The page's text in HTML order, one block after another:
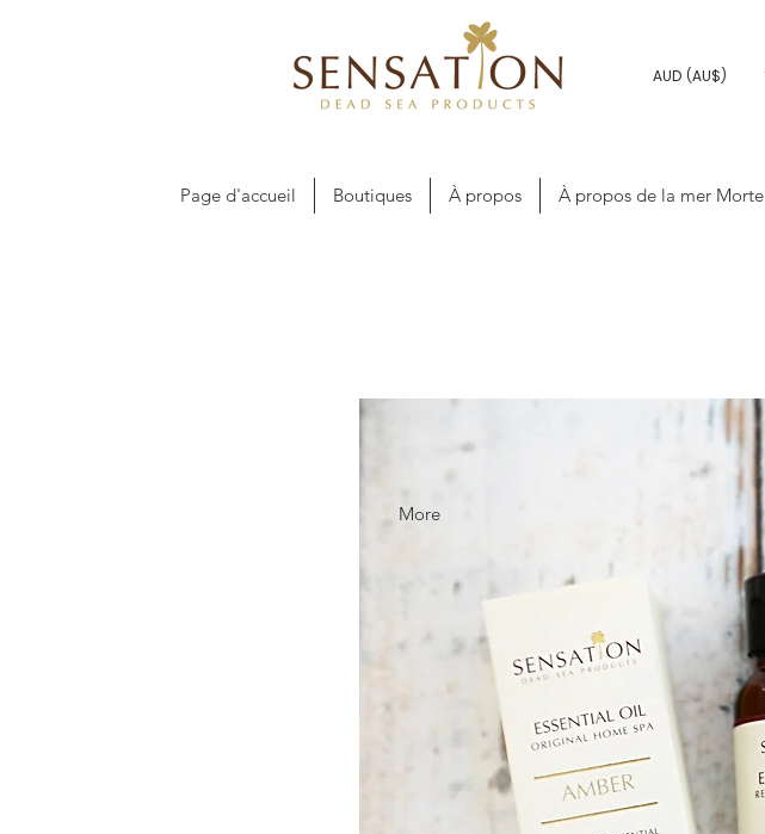
AUD (AU$)
Page d'accueil Boutiques À propos À propos de la mer Morte
More